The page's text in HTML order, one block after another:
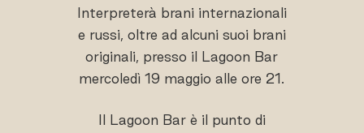
Interpreterà brani internazionali
e russi, oltre ad alcuni suoi brani
originali, presso il Lagoon Bar
mercoledì 19 maggio alle ore 21.
Il Lagoon Bar è il punto di